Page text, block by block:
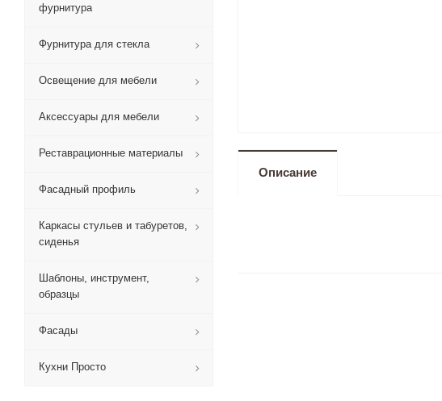
Описание
фурнитура
Фурнитура для стекла
Освещение для мебели
Аксессуары для мебели
Реставрационные материалы
Фасадный профиль
Каркасы стульев и табуретов,
сиденья
Шаблоны, инструмент,
образцы
Фасады
Кухни Просто